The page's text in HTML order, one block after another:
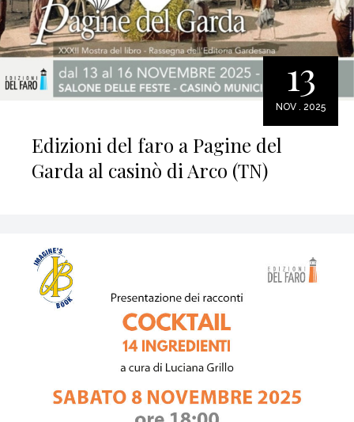
13
NOV . 2025
Edizioni del faro a Pagine del
Garda al casinò di Arco (TN)